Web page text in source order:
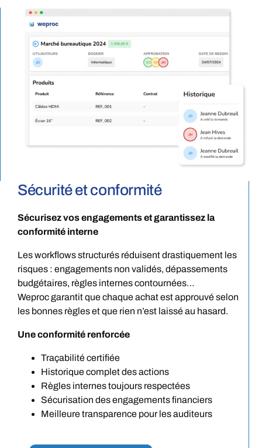
Sécurité et conformité
Sécurisez vos engagements et garantissez la
conformité interne
Les workflows structurés réduisent drastiquement les
risques : engagements non validés, dépassements
budgétaires, règles internes contournées…
Weproc garantit que chaque achat est approuvé selon
les bonnes règles et que rien n’est laissé au hasard.
Une conformité renforcée
Traçabilité certifiée
Historique complet des actions
Règles internes toujours respectées
Sécurisation des engagements financiers
Meilleure transparence pour les auditeurs